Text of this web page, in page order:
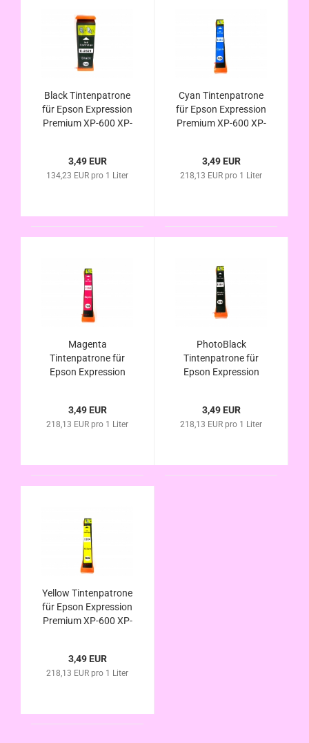
Black Tintenpatrone
für Epson Expression
Premium XP-600 XP-
kompatibel zur
Eisbär Serie
3,49 EUR
134,23 EUR pro 1 Liter
Cyan Tintenpatrone
für Epson Expression
Premium XP-600 XP-
kompatibel zur
Eisbär Serie
3,49 EUR
218,13 EUR pro 1 Liter
Magenta
Tintenpatrone für
Epson Expression
XP-620 XP-625
kompatibel Eisbär
3,49 EUR
218,13 EUR pro 1 Liter
PhotoBlack
Tintenpatrone für
Epson Expression
XP-620 XP-625
kompatibel Eisbär
3,49 EUR
218,13 EUR pro 1 Liter
Yellow Tintenpatrone
für Epson Expression
Premium XP-600 XP-
kompatibel Eisbär
Serie
3,49 EUR
218,13 EUR pro 1 Liter